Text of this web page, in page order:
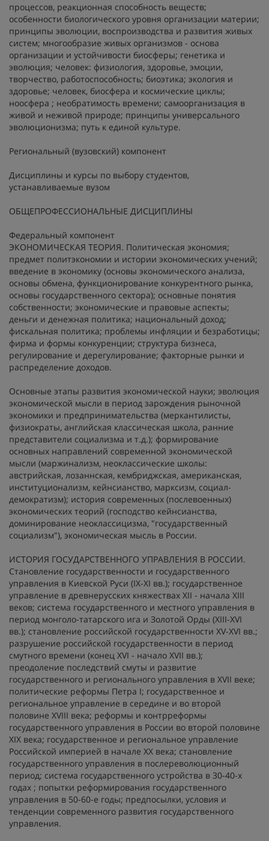
процессов, реакционная способность веществ;
особенности биологического уровня организации материи;
принципы эволюции, воспроизводства и развития живых
систем; многообразие живых организмов - основа
организации и устойчивости биосферы; генетика и
эволюция; человек: физиология, здоровье, эмоции,
творчество, работоспособность; биоэтика; экология и
здоровье; человек, биосфера и космические циклы;
ноосфера ; необратимость времени; самоорганизация в
живой и неживой природе; принципы универсального
эволюционизма; путь к единой культуре.
Региональный (вузовский) компонент
Дисциплины и курсы по выбору студентов,
устанавливаемые вузом
ОБЩЕПРОФЕССИОНАЛЬНЫЕ ДИСЦИПЛИНЫ
Федеральный компонент
ЭКОНОМИЧЕСКАЯ ТЕОРИЯ. Политическая экономия;
предмет политэкономии и истории экономических учений;
введение в экономику (основы экономического анализа,
основы обмена, функционирование конкурентного рынка,
основы государственного сектора); основные понятия
собственности; экономические и правовые аспекты;
деньги и денежная политика; национальный доход;
фискальная политика; проблемы инфляции и безработицы;
фирма и формы конкуренции; структура бизнеса,
регулирование и дерегулирование; факторные рынки и
распределение доходов.
Основные этапы развития экономической науки; эволюция
экономической мысли в период зарождения рыночной
экономики и предпринимательства (меркантилисты,
физиократы, английская классическая школа, ранние
представители социализма и т.д.); формирование
основных направлений современной экономической
мысли (маржинализм, неоклассические школы:
австрийская, лозаннская, кембриджская, американская,
институционализм, кейнсианство, марксизм, социал-
демократизм); история современных (послевоенных)
экономических теорий (господство кейнсианства,
доминирование неоклассицизма, "государственный
социализм"), экономическая мысль в России.
ИСТОРИЯ ГОСУДАРСТВЕННОГО УПРАВЛЕНИЯ В РОССИИ.
Становление государственности и государственного
управления в Киевской Руси (IX-XI вв.); государственное
управление в древнерусских княжествах XII - начала XIII
веков; система государственного и местного управления в
период монголо-татарского ига и Золотой Орды (XIII-XVI
вв.); становление российской государственности XV-XVI вв.;
разрушение российской государственности в период
смутного времени (конец XVI - начало XVII вв.);
преодоление последствий смуты и развитие
государственного и регионального управления в XVII веке;
политические реформы Петра I; государственное и
региональное управление в середине и во второй
половине XVIII века; реформы и контрреформы
государственного управления в России во второй половине
XIX века; государственное и региональное управление
Российской империей в начале XX века; становление
государственного управления в послереволюционный
период; система государственного устройства в 30-40-х
годах ; попытки реформирования государственного
управления в 50-60-е годы; предпосылки, условия и
тенденции современного развития государственного
управления.